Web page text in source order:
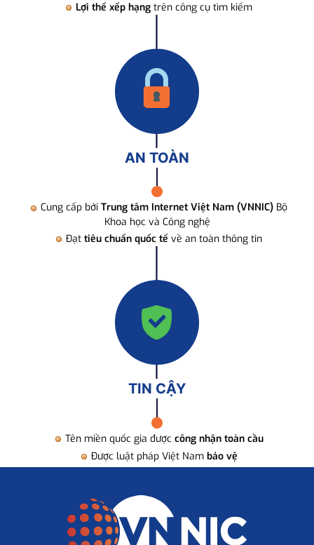
Lợi thế xếp hạng trên công cụ tìm kiếm
AN TOÀN
Cung cấp bởi Trung tâm Internet Việt Nam (VNNIC) Bộ
Khoa học và Công nghệ
Đạt tiêu chuẩn quốc tế về an toàn thông tin
TIN CẬY
Tên miền quốc gia được công nhận toàn cầu
Được luật pháp Việt Nam bảo vệ